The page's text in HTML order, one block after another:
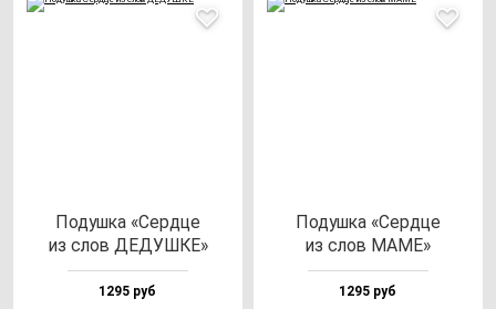
Подуш­ка «Сер­дце
из слов ДЕДУШКЕ»
1295 руб
Подуш­ка «Сер­дце
из слов МАМЕ»
1295 руб